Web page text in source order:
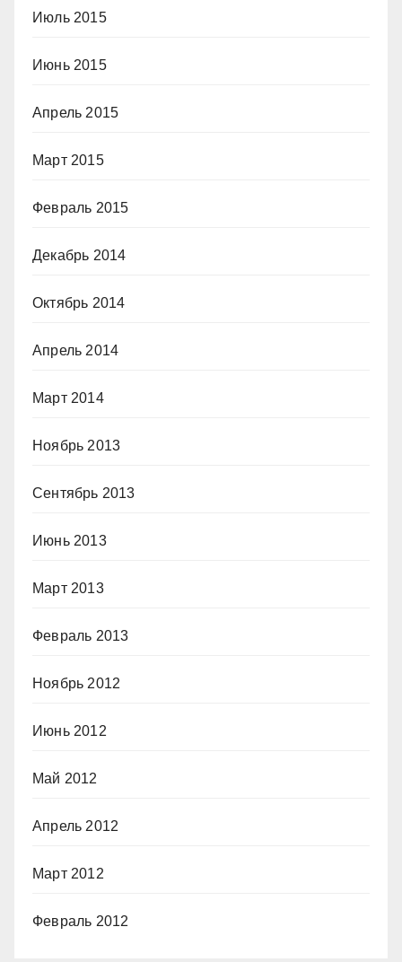
Июль 2015
Июнь 2015
Апрель 2015
Март 2015
Февраль 2015
Декабрь 2014
Октябрь 2014
Апрель 2014
Март 2014
Ноябрь 2013
Сентябрь 2013
Июнь 2013
Март 2013
Февраль 2013
Ноябрь 2012
Июнь 2012
Май 2012
Апрель 2012
Март 2012
Февраль 2012